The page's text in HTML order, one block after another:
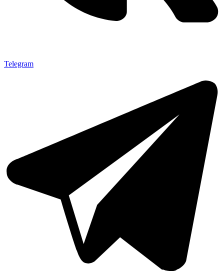
Telegram